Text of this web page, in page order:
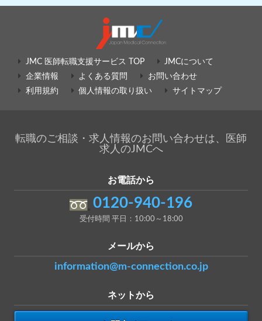
JMC 医師転職支援サービス TOP
JMCについて
企業情報
よくある質問
お問い合わせ
利用規約
個人情報の取り扱い サイトマップ
転職のご相談・求人情報のお問い合わせは、医師
求人のJMCへ
お電話から
0120-940-196
受付時間 平日：10:00～18:00
メールから
information@m-connection.co.jp
ネットから